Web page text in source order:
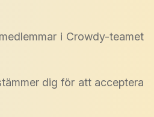
i Crowdy-teamet
dig för att acceptera